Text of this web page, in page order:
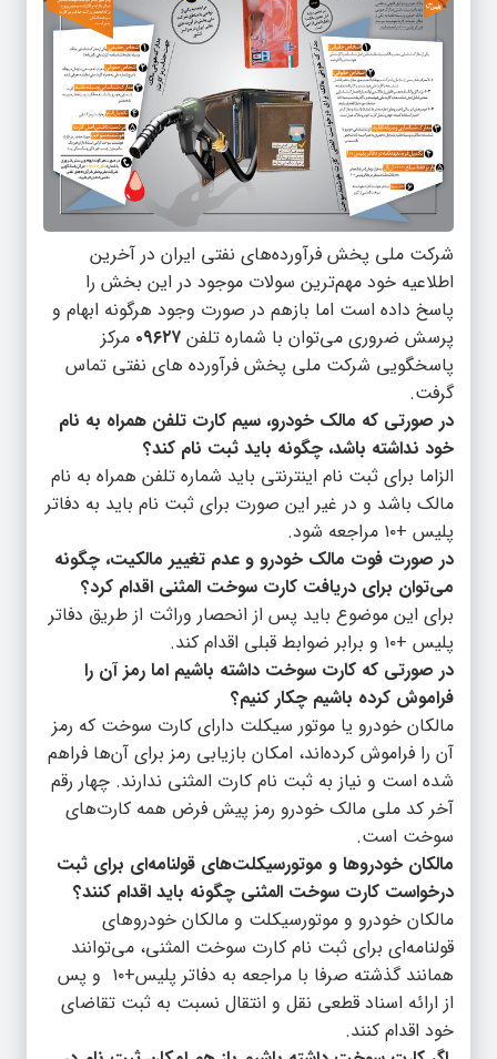
شرکت ملی پخش فرآورده‌های نفتی ایران در آخرین
اطلاعیه خود مهم‌ترین سولات موجود در این بخش را
پاسخ داده است اما بازهم در صورت وجود هرگونه ابهام و
پرسش ضروری می‌توان با شماره تلفن ۰۹۶۲۷ مرکز
پاسخگویی شرکت ملی پخش فرآورده های نفتی تماس
گرفت.
در صورتی که مالک خودرو، سیم کارت تلفن همراه به نام
خود نداشته باشد، چگونه باید ثبت نام کند؟
الزاما برای ثبت نام اینترنتی باید شماره تلفن همراه به نام
مالک باشد و در غیر این صورت برای ثبت نام باید به دفاتر
پلیس +۱۰ مراجعه شود.
در صورت فوت مالک خودرو و عدم تغییر مالکیت، چگونه
می‌توان برای دریافت کارت سوخت المثنی اقدام کرد؟
برای این موضوع باید پس از انحصار وراثت از طریق دفاتر
پلیس +۱۰ و برابر ضوابط قبلی اقدام کند.
در صورتی که کارت سوخت داشته باشیم اما رمز آن را
فراموش کرده باشیم چکار کنیم؟
مالکان خودرو یا موتور سیکلت دارای کارت سوخت که رمز
آن را فراموش کرده‌اند، امکان بازیابی رمز برای آن‌ها فراهم
شده است و نیاز به ثبت نام کارت المثنی ندارند. چهار رقم
آخر کد ملی مالک خودرو رمز پیش فرض همه کارت‌های
سوخت است.
مالکان خودروها و موتورسیکلت‌های قولنامه‌ای برای ثبت
درخواست کارت سوخت المثنی چگونه باید اقدام کنند؟
مالکان خودرو و موتورسیکلت و مالکان خودروهای
قولنامه‌ای برای ثبت نام کارت سوخت المثنی، می‌توانند
همانند گذشته صرفا با مراجعه به دفاتر پلیس+۱۰ و پس
از ارائه اسناد قطعی نقل و انتقال نسبت به ثبت تقاضای
خود اقدام کنند.